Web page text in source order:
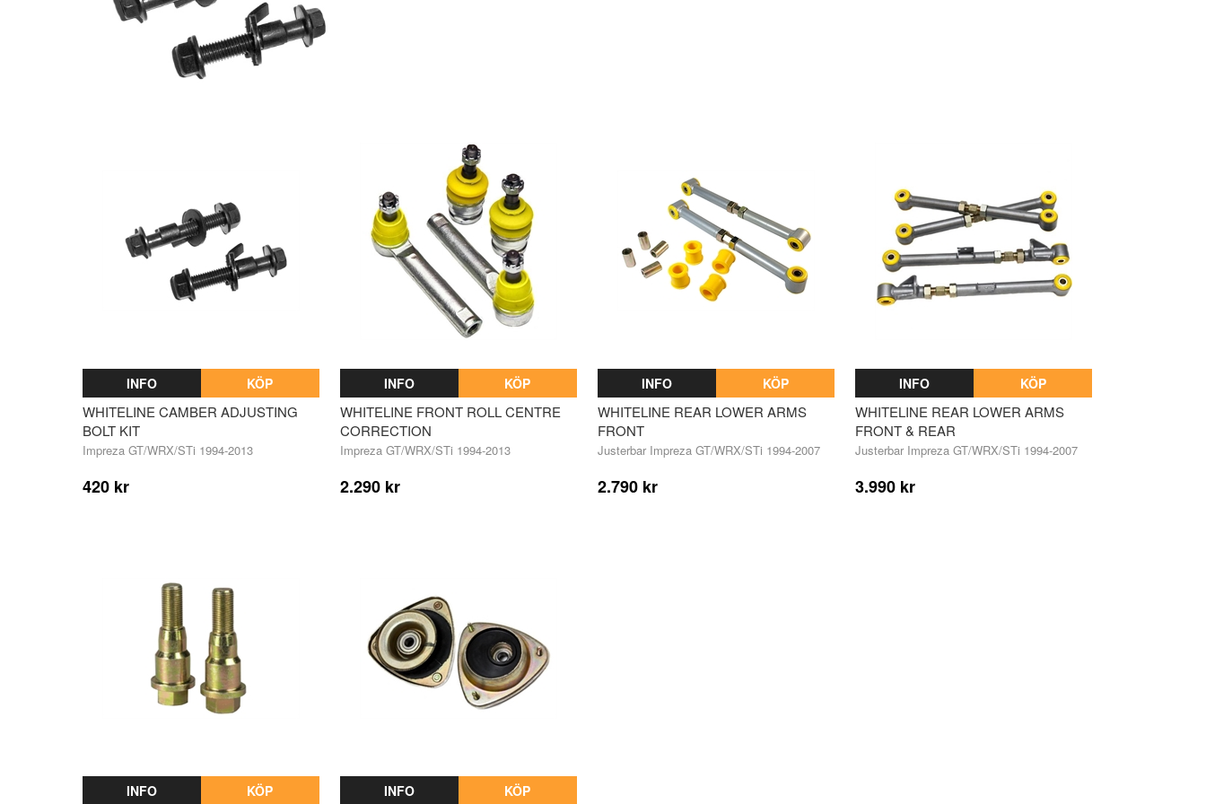
INFO KÖP
WHITELINE CAMBER ADJUSTING
BOLT KIT
Impreza GT/WRX/STi 1994-2013
420 kr
INFO KÖP
WHITELINE FRONT ROLL CENTRE
CORRECTION
Impreza GT/WRX/STi 1994-2013
2.290 kr
INFO KÖP
WHITELINE REAR LOWER ARMS
FRONT
Justerbar Impreza GT/WRX/STi 1994-2007
2.790 kr
INFO KÖP
WHITELINE REAR LOWER ARMS
FRONT & REAR
Justerbar Impreza GT/WRX/STi 1994-2007
3.990 kr
INFO KÖP INFO KÖP